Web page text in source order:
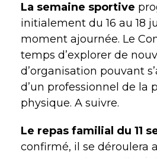
La semaine sportive
initialement du 16 au 18
moment ajournée. Le
temps d’explorer de
d’organisation pouvant
d’un professionnel de la
physique. A suivre.
Le repas familia l du 11
confirmé, il se déroulera